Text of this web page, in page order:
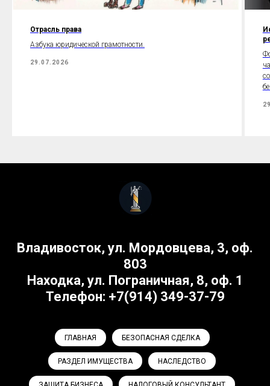
Отрасль права
Азбука юридической грамотности.
29.07.2026
Владивосток, ул. Мордовцева, 3, оф.
803
Находка, ул. Пограничная, 8, оф. 1
Телефон: +7(914) 349-37-79
ГЛАВНАЯ БЕЗОПАСНАЯ СДЕЛКА
РАЗДЕЛ ИМУЩЕСТВА НАСЛЕДСТВО